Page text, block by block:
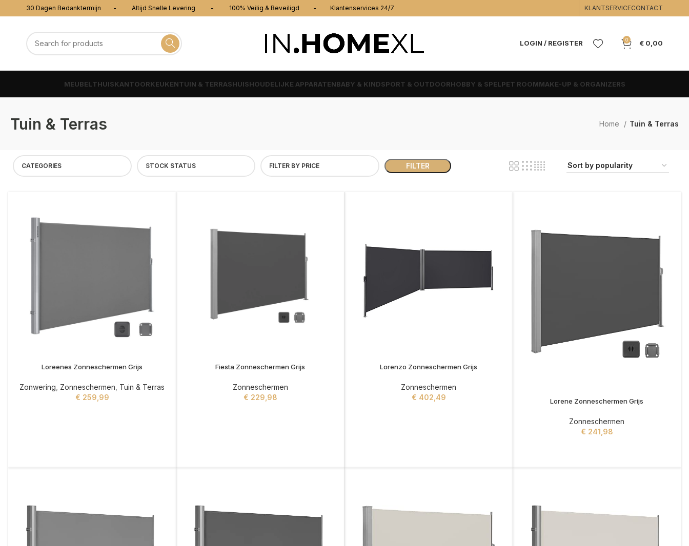
30 Dagen Bedanktermijn - Altijd Snelle Levering - 100% Veilig & Beveiligd - Klantenservices 24/7 KLANTSERVICECONTACT
LOGIN / REGISTER 0 € 0,00
MEUBEL THUISKANTOORKEUKENTUIN & TERRASHUISHOUDELIJKE APPARATENBABY & KINDSPORT & OUTDOORHOBBY & SPEL PET ROOMMAKE-UP & ORGANIZERS
Tuin & Terras Home Tuin & Terras
CATEGORIES STOCK STATUS FILTER BY PRICE FILTER
Loreenes Zonneschermen Grijs
Zonwering Zonneschermen Tuin & Terras
€ 259,99
Fiesta Zonneschermen Grijs
Zonneschermen
€ 229,98
Lorenzo Zonneschermen Grijs
Zonneschermen
€ 402,49 Lorene Zonneschermen Grijs
Zonneschermen
€ 241,98